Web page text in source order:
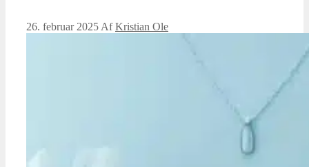
26. februar 2025 AfKristian Ole